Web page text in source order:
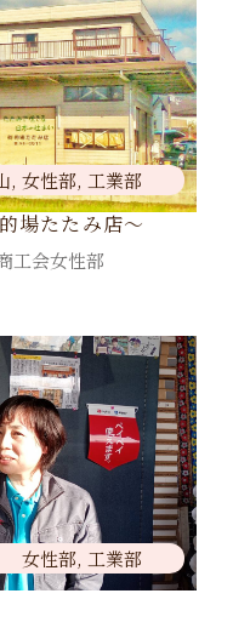
, 女性部, 工業部
場たたみ店～
工会女性部
女性部, 工業部